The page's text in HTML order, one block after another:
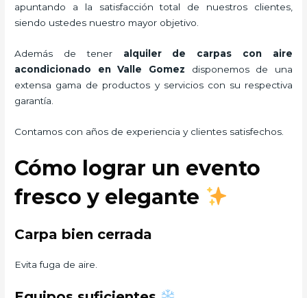
apuntando a la satisfacción total de nuestros clientes,
siendo ustedes nuestro mayor objetivo.
Además de tener alquiler de carpas con aire
acondicionado
en Valle Gomez disponemos de una
extensa gama de productos y servicios con su respectiva
garantía.
Contamos con años de experiencia y clientes satisfechos.
Cómo lograr un evento
fresco y elegante
Carpa bien cerrada
Evita fuga de aire.